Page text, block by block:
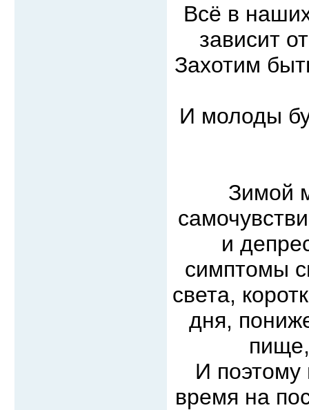
Всё в
зависит
Захотим
И молоды
Зимой
и
симптомы
света,
дня,
И поэтому
время на